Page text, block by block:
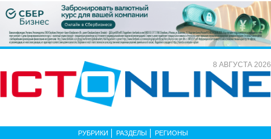
8 АВГУСТА 2026
РУБРИКИ РАЗДЕЛЫ РЕГИОНЫ